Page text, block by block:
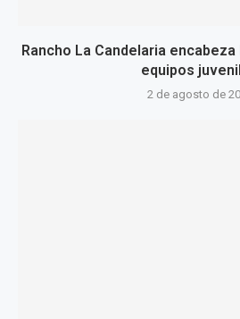
Rancho La Candelaria
equipos
2 de agosto de